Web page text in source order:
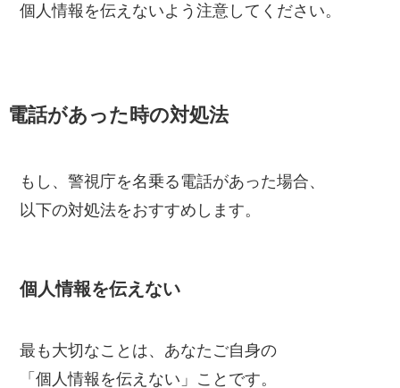
個人情報を伝えないよう注意してください。
電話があった時の対処法
もし、警視庁を名乗る電話があった場合、
以下の対処法をおすすめします。
個人情報を伝えない
最も大切なことは、あなたご自身の
「個人情報を伝えない」ことです。